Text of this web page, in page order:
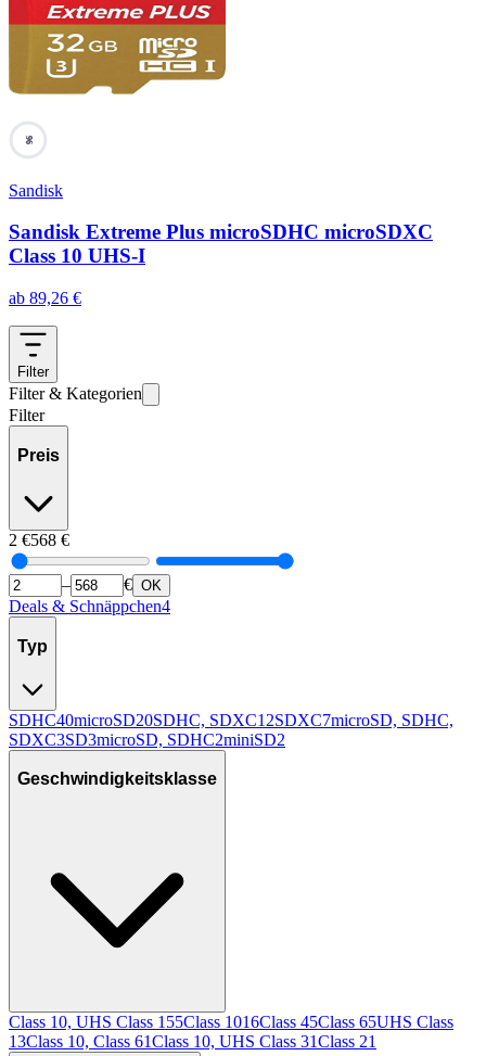
96
Sandisk
Sandisk Extreme Plus microSDHC microSDXC
Class 10 UHS-I
ab 89,26 €
Filter
Filter & Kategorien
Filter
Preis
2 €568 €
– € OK
Deals & Schnäppchen4
Typ
SDHC40microSD20SDHC, SDXC12SDXC7microSD, SDHC,
SDXC3SD3microSD, SDHC2miniSD2
Geschwindigkeitsklasse
Class 10, UHS Class 1 55Class 1016Class 45Class 65UHS Class
13Class 10, Class 61Class 10, UHS Class 31Class 21